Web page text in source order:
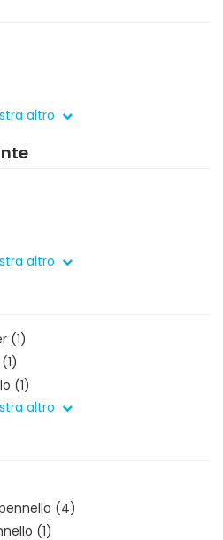
altro
chibi (1)
steampunk (1)
altro
(1)
(1)
altro
(4)
(1)